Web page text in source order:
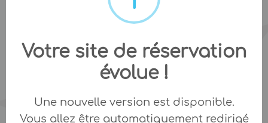
Votre site de réservation
évolue !
Une nouvelle version est disponible.
Vous allez être automatiquement redirigé